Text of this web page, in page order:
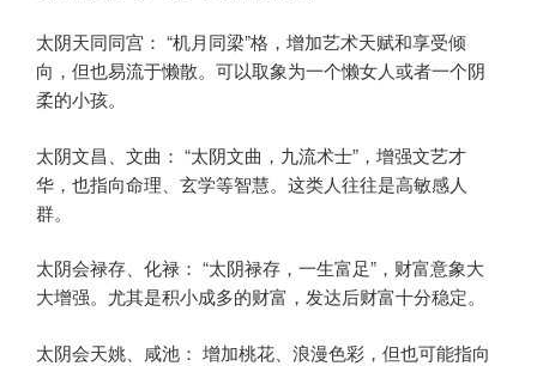
太阴天同同宫： “机月同梁”格，增加艺术天赋和享受倾
向，但也易流于懒散。可以取象为一个懒女人或者一个阴
柔的小孩。
太阴文昌、文曲： “太阴文曲，九流术士”，增强文艺才
华，也指向命理、玄学等智慧。这类人往往是高敏感人
群。
太阴会禄存、化禄： “太阴禄存，一生富足”，财富意象大
大增强。尤其是积小成多的财富，发达后财富十分稳定。
太阴会天姚、咸池： 增加桃花、浪漫色彩，但也可能指向